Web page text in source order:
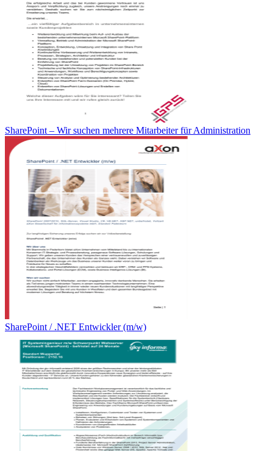
SharePoint – Wir suchen mehrere Mitarbeiter für Administration
SharePoint / .NET Entwickler (m/w)